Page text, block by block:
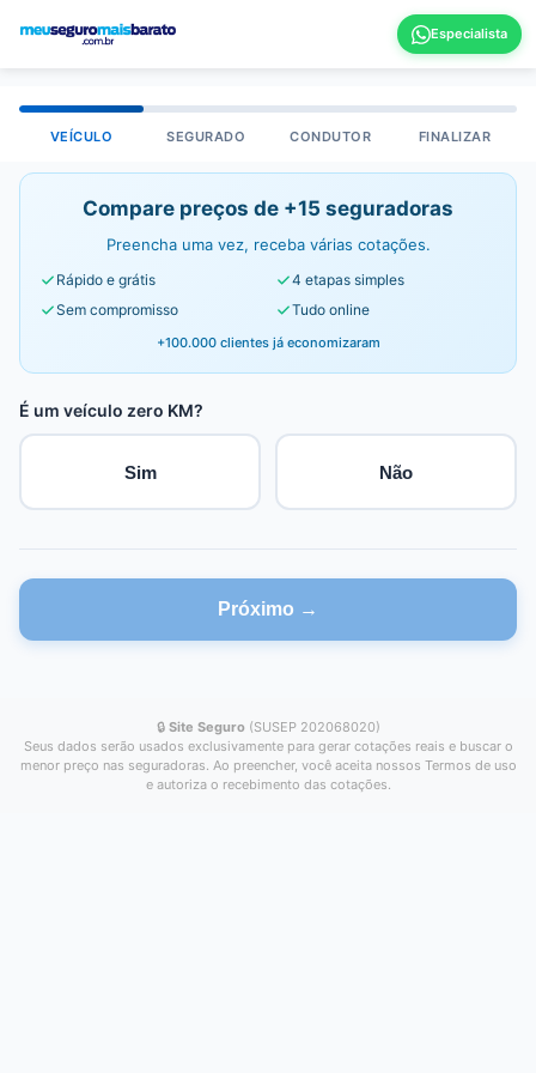
VEÍCULO SEGURADO CONDUTOR FINALIZAR
Compare preços de +15 seguradoras
Preencha uma vez, receba várias cotações.
Rápido e grátis
4 etapas simples
Sem compromisso
Tudo online
+100.000 clientes já economizaram
É um veículo zero KM?
Sim Não
Próximo →
🔒 Site Seguro (SUSEP 202068020)
Seus dados serão usados exclusivamente para gerar cotações reais e buscar o
menor preço nas seguradoras. Ao preencher, você aceita nossos Termos de uso
e autoriza o recebimento das cotações.